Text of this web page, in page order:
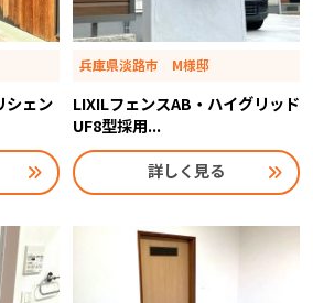
シェン
兵庫県淡路市 M様邸
LIXILフェンスAB・ハイグリッド
UF8型採用...
詳しく見る